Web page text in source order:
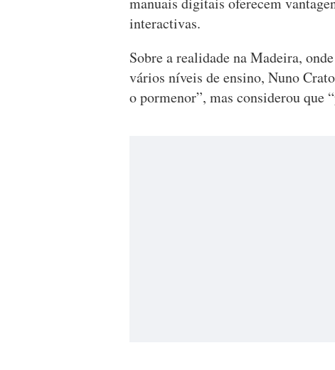
interactivas.
Sobre a realidade na Madeira,
vários níveis de ensino, Nuno
o pormenor”, mas considerou que